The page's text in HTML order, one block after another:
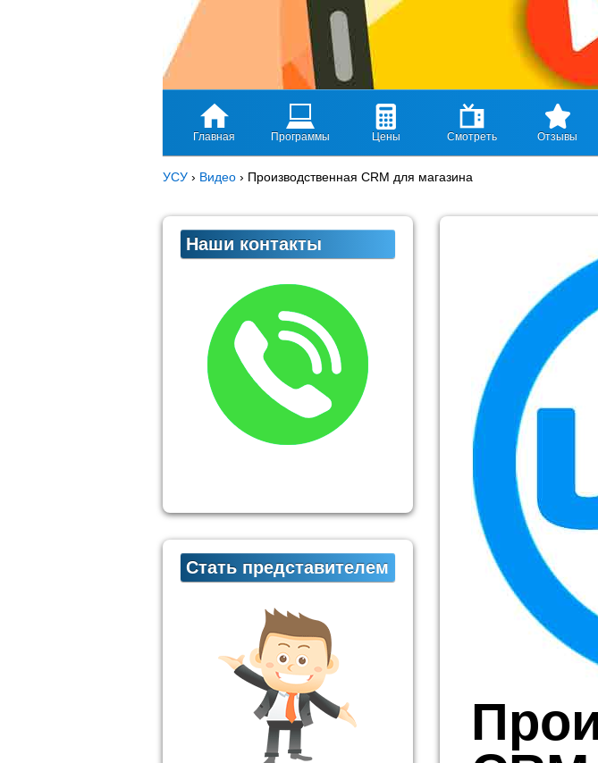
Главная Программы Цены Смотреть Отзывы
УСУ › Видео › Производственная CRM для магазина
Наши контакты
Стать представителем